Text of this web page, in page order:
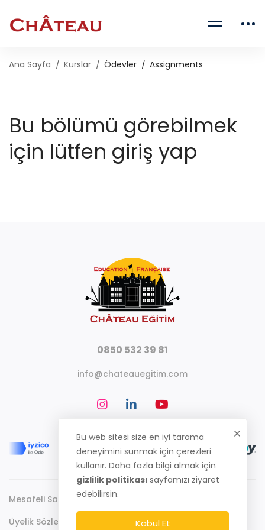
Ana Sayfa Kurslar Ödevler Assignments
Bu bölümü görebilmek
için lütfen giriş yap
0850 532 39 81
info@chateauegitim.com
Mesafeli Satış Sözleşmesi
Üyelik Sözleşmesi
Bu web sitesi size en iyi tarama
deneyimini sunmak için çerezleri
kullanır. Daha fazla bilgi almak için
gizlilik politikası sayfamızı ziyaret
edebilirsin.
Kabul Et